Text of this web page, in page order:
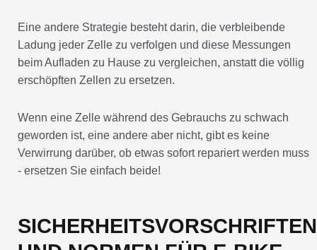
Ladung jeder Zelle zu verfolgen und diese Messungen
beim Aufladen zu Hause zu vergleichen, anstatt die völlig
erschöpften Zellen zu ersetzen.
geworden ist, eine andere aber nicht, gibt es keine
Verwirrung darüber, ob etwas sofort repariert werden muss
- ersetzen Sie einfach beide!
UND NORMEN FÜR E-BIKE-